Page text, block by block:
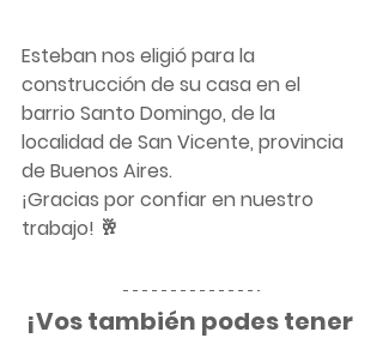
Esteban nos eligió para la
construcción de su casa en el
barrio Santo Domingo, de la
localidad de San Vicente, provincia
de Buenos Aires.
¡Gracias por confiar en nuestro
trabajo! 🥂
¡Vos también podes tener